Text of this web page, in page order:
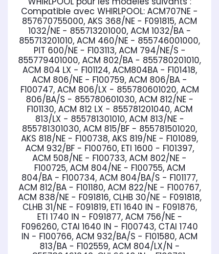
Compatible avec WHIRLPOOL: ACM707NE -
857670755000, AKS 368/NE - F091815, ACM
1032/NE - 855713201000, ACM 1032/BA -
855713201010, ACM 460/NE - 855746001000,
PIT 600/NE - F103113, ACM 794/NE/S -
855779401000, ACM 802/BA - 855780201010,
ACM 804 LX - F101124, ACM804BA - F101418,
ACM 806/NE - F100759, ACM 806/BA -
F100747, ACM 806/LX - 855780601020, ACM
806/BA/S - 855780601030, ACM 812/NE -
F101130, ACM 812 LX - 855781201040, ACM
813/LX - 855781301010, ACM 813/NE -
855781301030, ACM 815/BF - 855781501020,
AKS 818/NE - F100738, AKS 819/NE - F101089,
ACM 932/BF - F100760, ETI 1600 - F101397,
ACM 508/NE - F100733, ACM 802/NE -
F100725, ACM 804/NE - F100755, ACM
804/BA - F100734, ACM 804/BA/S - F101177,
ACM 812/BA - F101180, ACM 822/NE - F100767,
ACM 838/NE - F091816, CLHB 30/NE - F091818,
CLHB 31/NE - F091819, ETI 1640 IN - F091876,
ETI 1740 IN - F091877, ACM 756/NE -
F096260, CTAI 1640 IN - F100743, CTAI 1740
IN - F100766, ACM 932/BA/S - F101580, ACM
813/BA - F102559, ACM 804/LX/N -